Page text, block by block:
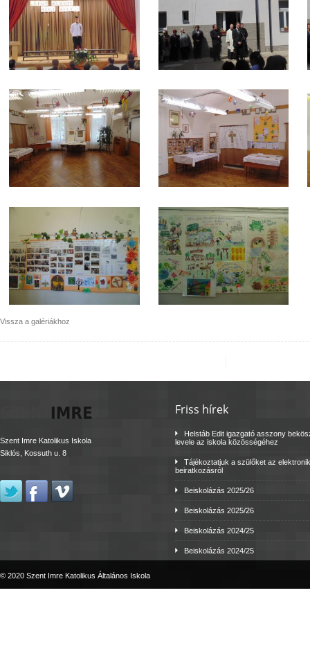
Vissza a galériákhoz
Szent Imre Katolikus Iskola
Siklós, Kossuth u. 8
Friss hírek
Helstáb Edit igazgató asszony
levele az iskola közösségéhez
Tájékoztatjuk a szülőket az
beiratkozásról
Beiskolázás 2025/26
Beiskolázás 2025/26
Beiskolázás 2024/25
Beiskolázás 2024/25
© 2020 Szent Imre Katolikus Általános Iskola